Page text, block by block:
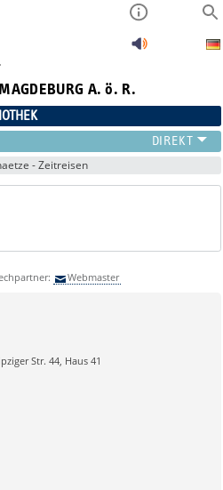
A. ö. R.
- Zeitreisen
Webmaster
Str. 44, Haus 41